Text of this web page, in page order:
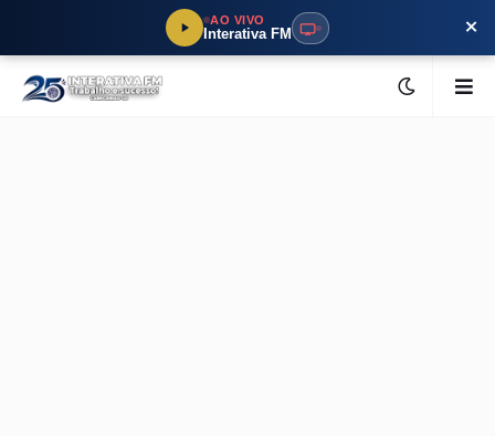
AO VIVO
Interativa FM ×